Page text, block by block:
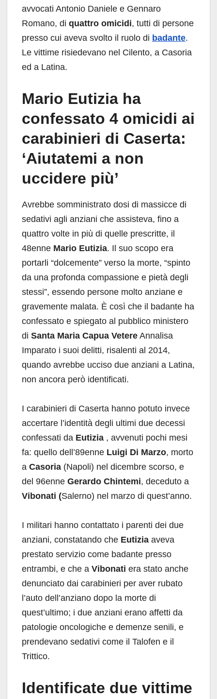
avvocati Antonio Daniele e Gennaro
Romano, di quattro omicidi, tutti di persone
presso cui aveva svolto il ruolo di badante.
Le vittime risiedevano nel Cilento, a Casoria
ed a Latina.
Mario Eutizia ha
confessato 4 omicidi ai
carabinieri di Caserta:
‘Aiutatemi a non
uccidere più’
Avrebbe somministrato dosi di massicce di
sedativi agli anziani che assisteva, fino a
quattro volte in più di quelle prescritte, il
48enne Mario Eutizia. Il suo scopo era
portarli “dolcemente” verso la morte, “spinto
da una profonda compassione e pietà degli
stessi”, essendo persone molto anziane e
gravemente malata. È così che il badante ha
confessato e spiegato al pubblico ministero
di Santa Maria Capua Vetere Annalisa
Imparato i suoi delitti, risalenti al 2014,
quando avrebbe ucciso due anziani a Latina,
non ancora però identificati.
I carabinieri di Caserta hanno potuto invece
accertare l’identità degli ultimi due decessi
confessati da Eutizia , avvenuti pochi mesi
fa: quello dell’89enne Luigi Di Marzo, morto
a Casoria (Napoli) nel dicembre scorso, e
del 96enne Gerardo Chintemi, deceduto a
Vibonati (Salerno) nel marzo di quest’anno.
I militari hanno contattato i parenti dei due
anziani, constatando che Eutizia aveva
prestato servizio come badante presso
entrambi, e che a Vibonati era stato anche
denunciato dai carabinieri per aver rubato
l’auto dell’anziano dopo la morte di
quest’ultimo; i due anziani erano affetti da
patologie oncologiche e demenze senili, e
prendevano sedativi come il Talofen e il
Trittico.
Identificate due vittime